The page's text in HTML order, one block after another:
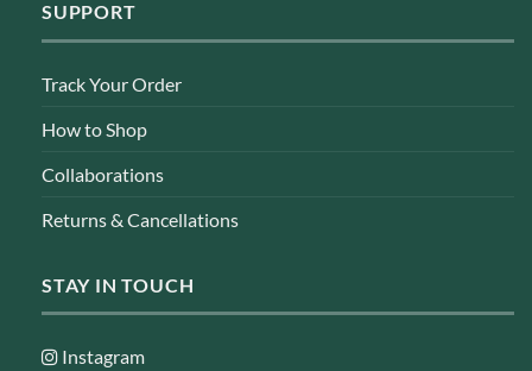
SUPPORT
Track Your Order
How to Shop
Collaborations
Returns & Cancellations
STAY IN TOUCH
Instagram